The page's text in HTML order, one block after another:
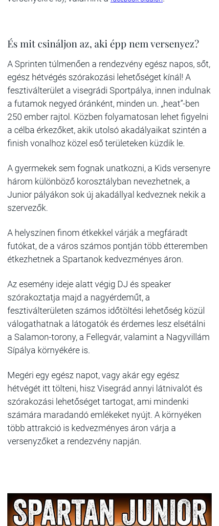
És mit csináljon az, aki épp nem versenyez?
A Sprinten túlmenően a rendezvény egész napos, sőt,
egész hétvégés szórakozási lehetőséget kínál! A
fesztiválterület a visegrádi Sportpálya, innen indulnak
a futamok negyed óránként, minden un. „heat”-ben
250 ember rajtol. Közben folyamatosan lehet figyelni
a célba érkezőket, akik utolsó akadályaikat szintén a
finish vonalhoz közel eső területeken küzdik le.
A gyermekek sem fognak unatkozni, a Kids versenyre
három különböző korosztályban nevezhetnek, a
Junior pályákon sok új akadállyal kedveznek nekik a
szervezők.
A helyszínen finom étkekkel várják a megfáradt
futókat, de a város számos pontján több étteremben
étkezhetnek a Spartanok kedvezményes áron.
Az esemény ideje alatt végig DJ és speaker
szórakoztatja majd a nagyérdeműt, a
fesztiválterületen számos időtöltési lehetőség közül
válogathatnak a látogatók és érdemes lesz elsétálni
a Salamon-torony, a Fellegvár, valamint a Nagyvillám
Sípálya környékére is.
Megéri egy egész napot, vagy akár egy egész
hétvégét itt tölteni, hisz Visegrád annyi látnivalót és
szórakozási lehetőséget tartogat, ami mindenki
számára maradandó emlékeket nyújt. A környéken
több attrakció is kedvezményes áron várja a
versenyzőket a rendezvény napján.